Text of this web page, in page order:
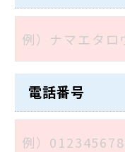
電話番号